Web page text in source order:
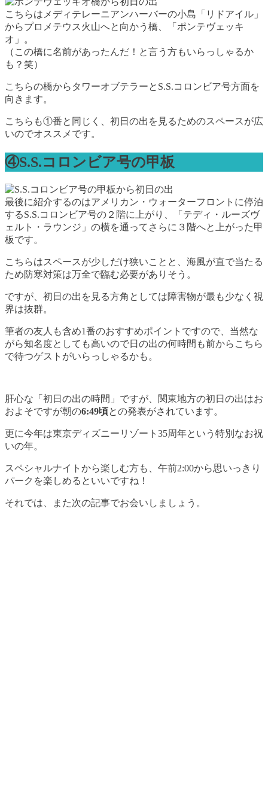
こちらはメディテレーニアンハーバーの小島「リドアイル」
からプロメテウス火山へと向かう橋、「ポンテヴェッキ
オ」。
（この橋に名前があったんだ！と言う方もいらっしゃるか
も？笑）
こちらの橋からタワーオブテラーとS.S.コロンビア号方面を
向きます。
こちらも①番と同じく、初日の出を見るためのスペースが広
いのでオススメです。
④S.S.コロンビア号の甲板
最後に紹介するのはアメリカン・ウォーターフロントに停泊
するS.S.コロンビア号の２階に上がり、「テディ・ルーズヴ
ェルト・ラウンジ」の横を通ってさらに３階へと上がった甲
板です。
こちらはスペースが少しだけ狭いことと、海風が直で当たる
ため防寒対策は万全で臨む必要がありそう。
ですが、初日の出を見る方角としては障害物が最も少なく視
界は抜群。
筆者の友人も含め1番のおすすめポイントですので、当然な
がら知名度としても高いので日の出の何時間も前からこちら
で待つゲストがいらっしゃるかも。
肝心な「初日の出の時間」ですが、関東地方の初日の出はお
およそですが朝の6:49頃との発表がされています。
更に今年は東京ディズニーリゾート35周年という特別なお祝
いの年。
スペシャルナイトから楽しむ方も、午前2:00から思いっきり
パークを楽しめるといいですね！
それでは、また次の記事でお会いしましょう。